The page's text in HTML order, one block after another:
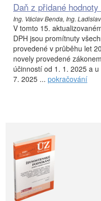
Daň z přidané
Ing. Václav Benda, Ing.
V tomto 15.
DPH jsou promítnuty
provedené v průběhu let
novely provedené
účinností od 1. 1. 2025 a
7. 2025 ... pokračování